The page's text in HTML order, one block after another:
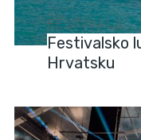
FESTIVALS
Festivalsko
Hrvatsku